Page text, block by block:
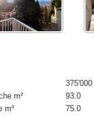
375'000
m²
93.0
m²
75.0